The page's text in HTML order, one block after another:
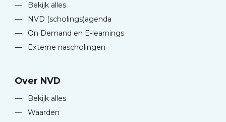
—
Bekijk alles
—
NVD (scholings)agenda
—
On Demand en E-learnings
—
Externe nascholingen
Over NVD
—
Bekijk alles
—
Waarden